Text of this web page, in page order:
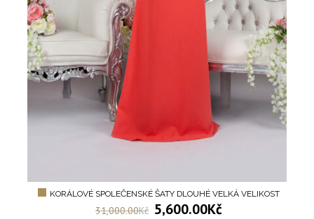
KORÁLOVÉ SPOLEČENSKÉ ŠATY DLOUHÉ VELKÁ VELIKOST
31,000.00Kč 5,600.00Kč